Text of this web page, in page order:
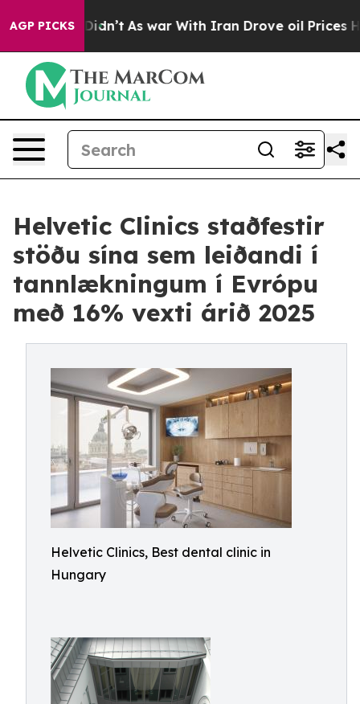
AGP PICKS
it Didn’t As war With Iran Drove oil Prices
Helvetic Clinics staðfestir
stöðu sína sem leiðandi í
tannlækningum í Evrópu
með 16% vexti árið 2025
Helvetic Clinics, Best dental clinic in
Hungary